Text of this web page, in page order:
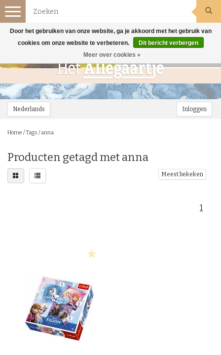
Nederlands Inloggen
Toggle
navigation
Home /Tags /anna
Producten getagd met anna
Meest bekeken
1
Door het gebruiken van onze website, ga je akkoord met het gebruik van
cookies om onze website te verbeteren.
Dit bericht verbergen
Meer over cookies »